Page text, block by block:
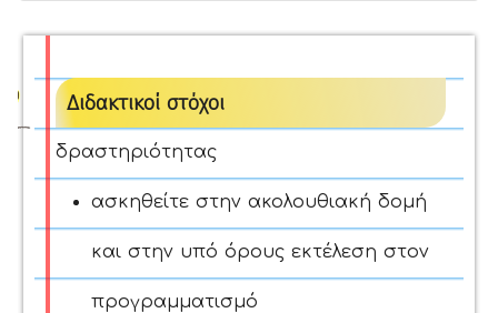
Διδακτικοί στόχοι
δραστηριότητας
ασκηθείτε στην ακολουθιακή δομή
και στην υπό όρους εκτέλεση στον
προγραμματισμό